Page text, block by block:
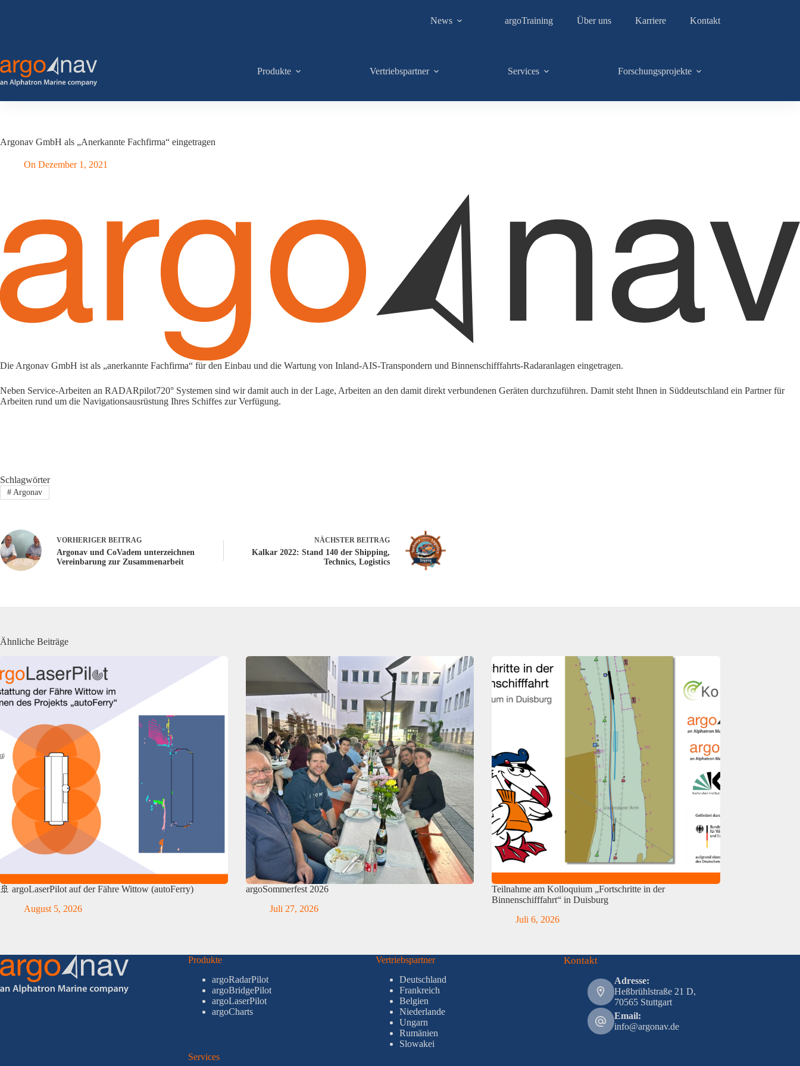
News argoTraining Über uns Karriere Kontakt
Produkte Vertriebspartner Services Forschungsprojekte
Argonav GmbH als „Anerkannte Fachfirma“ eingetragen
On Dezember 1, 2021
Die Argonav GmbH ist als „anerkannte Fachfirma“ für den Einbau und die Wartung von Inland-AIS-Transpondern und Binnenschifffahrts-Radaranlagen eingetragen.
Neben Service-Arbeiten an RADARpilot720° Systemen sind wir damit auch in der Lage, Arbeiten an den damit direkt verbundenen Geräten durchzuführen. Damit steht Ihnen in Süddeutschland ein Partner für
Arbeiten rund um die Navigationsausrüstung Ihres Schiffes zur Verfügung.
Schlagwörter
#Argonav
VORHERIGER BEITRAG
Argonav und CoVadem unterzeichnen
Vereinbarung zur Zusammenarbeit
NÄCHSTER BEITRAG
Kalkar 2022: Stand 140 der Shipping,
Technics, Logistics
Ähnliche Beiträge
🚢 argoLaserPilot auf der Fähre Wittow (autoFerry)
August 5, 2026
argoSommerfest 2026
Juli 27, 2026
Teilnahme am Kolloquium „Fortschritte in der
Binnenschifffahrt“ in Duisburg
Juli 6, 2026
Produkte
argoRadarPilot
argoBridgePilot
argoLaserPilot
argoCharts
Services
Vertriebspartner
Deutschland
Frankreich
Belgien
Niederlande
Ungarn
Rumänien
Slowakei
Kontakt
Adresse:
Heßbrühlstraße 21 D,
70565 Stuttgart
Email:
info@argonav.de